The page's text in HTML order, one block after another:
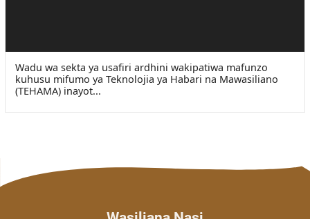
Wadu wa sekta ya usafiri ardhini wakipatiwa mafunzo
kuhusu mifumo ya Teknolojia ya Habari na Mawasiliano
(TEHAMA) inayot...